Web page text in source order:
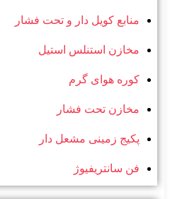
منابع کویل دار و تحت فشار
مخازن استنلس استیل
کوره هوای گرم
مخازن تحت فشار
پکیج زمینی مشعل دار
فن سانتریفیوژ